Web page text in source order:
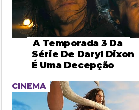
A Temporada 3 Da
Série De Daryl Dixon
É Uma Decepção
CINEMA